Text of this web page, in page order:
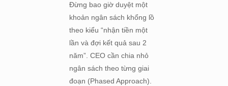
Đừng bao giờ duyệt một
khoản ngân sách khổng lồ
theo kiểu “nhận tiền một
lần và đợi kết quả sau 2
năm”. CEO cần chia nhỏ
ngân sách theo từng giai
đoạn (Phased Approach).